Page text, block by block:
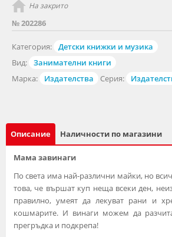
№ 202286
Категория:
Детски книжки и музика
Вид:
Занимателни книги
Марка:
Издателства Серия:
На закрито
Описание Наличности по магазини
Мама завинаги
По света има най-различни майки, но
това, че вършат куп неща всеки ден,
правилно, умеят да лекуват рани и
кошмарите. И винаги можем да
прегръдка и подкрепа!